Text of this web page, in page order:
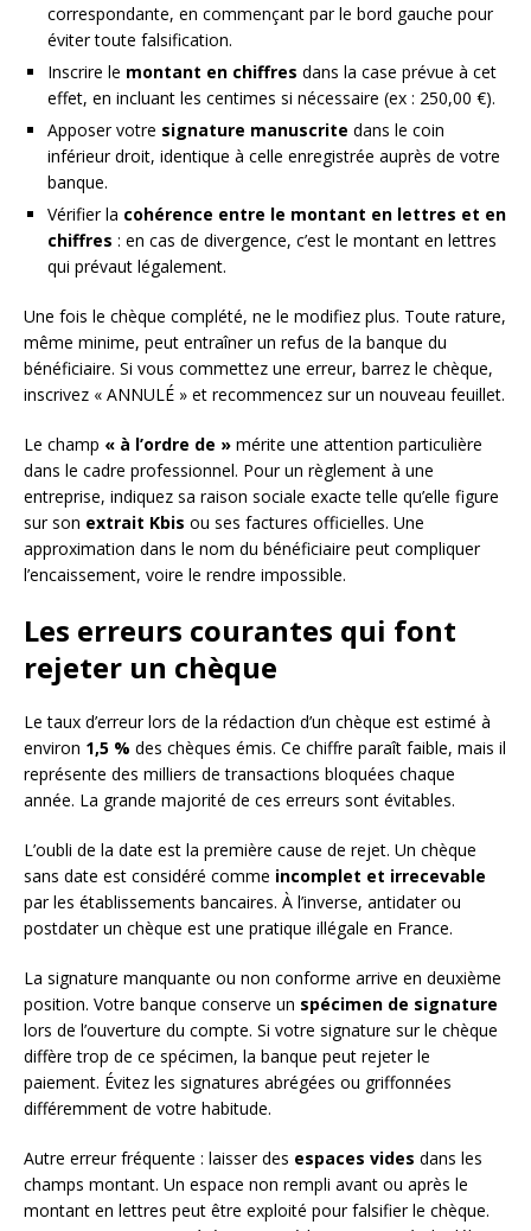
correspondante, en commençant par le bord gauche pour
éviter toute falsification.
Inscrire le montant en chiffres dans la case prévue à cet
effet, en incluant les centimes si nécessaire (ex : 250,00 €).
Apposer votre signature manuscrite dans le coin
inférieur droit, identique à celle enregistrée auprès de votre
banque.
Vérifier la cohérence entre le montant en lettres et en
chiffres : en cas de divergence, c’est le montant en lettres
qui prévaut légalement.
Une fois le chèque complété, ne le modifiez plus. Toute rature,
même minime, peut entraîner un refus de la banque du
bénéficiaire. Si vous commettez une erreur, barrez le chèque,
inscrivez « ANNULÉ » et recommencez sur un nouveau feuillet.
Le champ « à l’ordre de » mérite une attention particulière
dans le cadre professionnel. Pour un règlement à une
entreprise, indiquez sa raison sociale exacte telle qu’elle figure
sur son extrait Kbis ou ses factures officielles. Une
approximation dans le nom du bénéficiaire peut compliquer
l’encaissement, voire le rendre impossible.
Les erreurs courantes qui font
rejeter un chèque
Le taux d’erreur lors de la rédaction d’un chèque est estimé à
environ 1,5 % des chèques émis. Ce chiffre paraît faible, mais il
représente des milliers de transactions bloquées chaque
année. La grande majorité de ces erreurs sont évitables.
L’oubli de la date est la première cause de rejet. Un chèque
sans date est considéré comme incomplet et irrecevable
par les établissements bancaires. À l’inverse, antidater ou
postdater un chèque est une pratique illégale en France.
La signature manquante ou non conforme arrive en deuxième
position. Votre banque conserve un spécimen de signature
lors de l’ouverture du compte. Si votre signature sur le chèque
diffère trop de ce spécimen, la banque peut rejeter le
paiement. Évitez les signatures abrégées ou griffonnées
différemment de votre habitude.
Autre erreur fréquente : laisser des espaces vides dans les
champs montant. Un espace non rempli avant ou après le
montant en lettres peut être exploité pour falsifier le chèque.